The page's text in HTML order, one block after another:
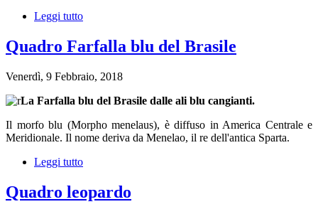
Leggi tutto
rinoceronte
Quadro Farfalla blu del Brasile
Venerdì, 9 Febbraio, 2018
La Farfalla blu del Brasile dalle ali blu cangianti.
Il morfo blu (Morpho menelaus), è diffuso in America Centrale e
Meridionale. Il nome deriva da Menelao, il re dell'antica Sparta.
Leggi tutto
Farfalla
blu
Quadro leopardo